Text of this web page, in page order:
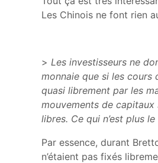
Les Chinois ne font rien
> Les investisseurs ne
monnaie que si les cours
quasi librement par les
mouvements de
libres. Ce qui n’est plus
Par essence, durant
n’étaient pas fixés